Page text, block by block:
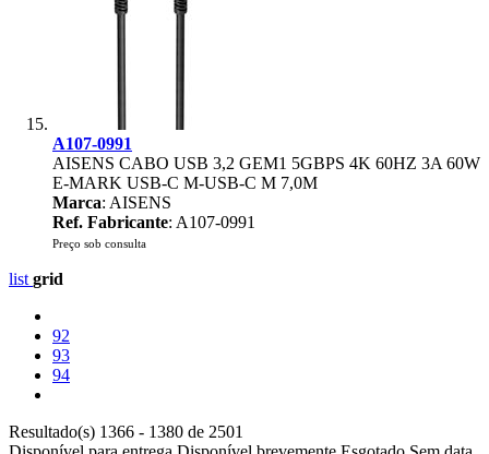
A107-0991
AISENS CABO USB 3,2 GEM1 5GBPS 4K 60HZ 3A 60W
E-MARK USB-C M-USB-C M 7,0M
Marca: AISENS
Ref. Fabricante: A107-0991
Preço sob consulta
list grid
92
93
94
Resultado(s) 1366 - 1380 de 2501